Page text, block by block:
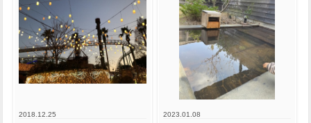
2018.12.25 2023.01.08